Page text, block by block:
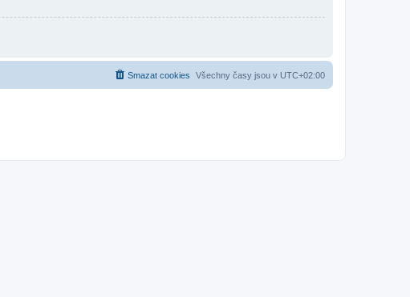
Všechny časy jsou v UTC+02:00
Smazat cookies